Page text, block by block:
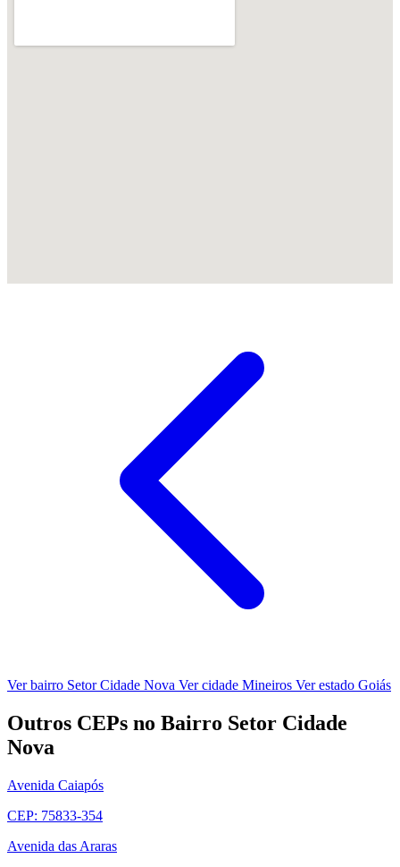
Ver bairro Setor Cidade Nova Ver cidade Mineiros Ver estado Goiás
Outros CEPs no Bairro Setor Cidade
Nova
Avenida Caiapós
CEP: 75833-354
Avenida das Araras